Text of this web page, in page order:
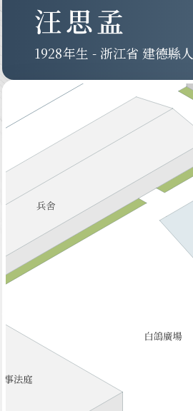
汪思孟
1928 - 浙江省 建德縣人